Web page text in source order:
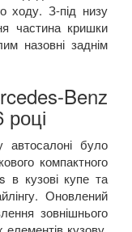
ходу. З-під низу
частина кришки
назовні заднім
Benz
було
компактного
в кузові купе та
Оновлений
зовнішнього